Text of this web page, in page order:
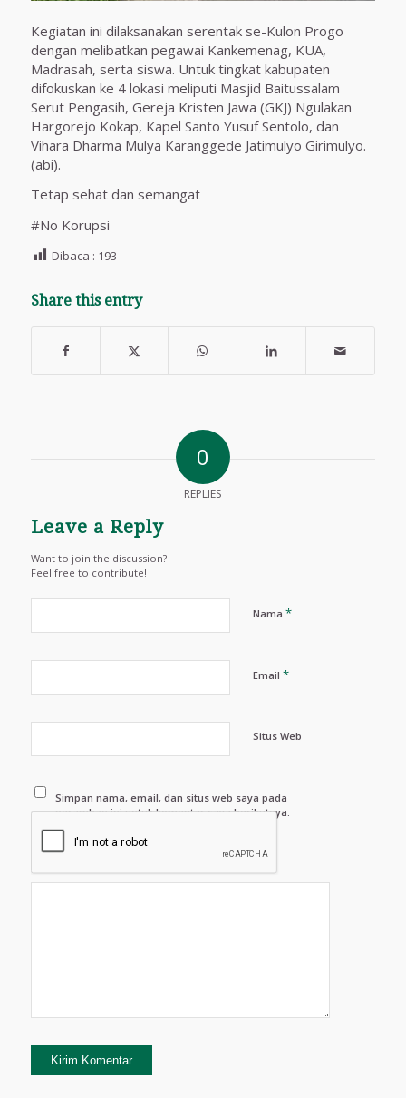
Kegiatan ini dilaksanakan serentak se-Kulon Progo
dengan melibatkan pegawai Kankemenag, KUA,
Madrasah, serta siswa. Untuk tingkat kabupaten
difokuskan ke 4 lokasi meliputi Masjid Baitussalam
Serut Pengasih, Gereja Kristen Jawa (GKJ) Ngulakan
Hargorejo Kokap, Kapel Santo Yusuf Sentolo, dan
Vihara Dharma Mulya Karanggede Jatimulyo Girimulyo.
(abi).
Tetap sehat dan semangat
#No Korupsi
Dibaca : 193
Share this entry
0
REPLIES
Leave a Reply
Want to join the discussion?
Feel free to contribute!
Nama *
Email *
Situs Web
Simpan nama, email, dan situs web saya pada
peramban ini untuk komentar saya berikutnya.